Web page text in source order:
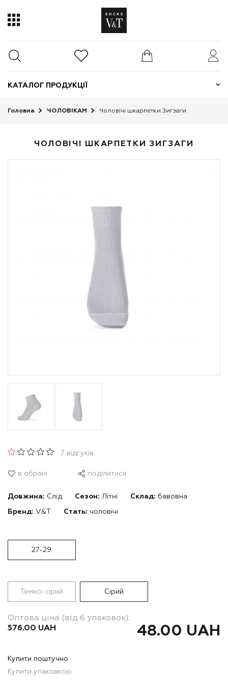
КАТАЛОГ ПРОДУКЦІЇ
Головна ЧОЛОВІКАМ Чоловічі шкарпетки Зигзаги
ЧОЛОВІЧІ ШКАРПЕТКИ ЗИГЗАГИ
7 відгуків
в обрані поділитися
Довжина: Слід Сезон: Літні Склад: бавовна
Бренд: V&T Стать: чоловічі
27-29
Темно-сірий Сірий
Оптова ціна (від 6 упаковок):
576.00 UAH
48.00 UAH
Купити поштучно
Купити упаковкою